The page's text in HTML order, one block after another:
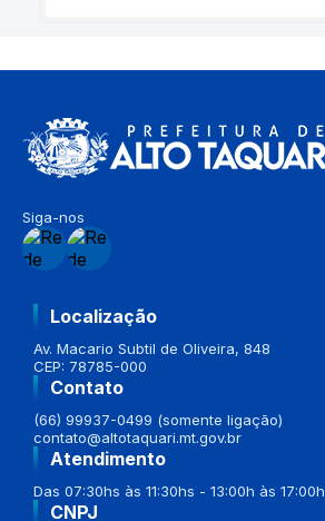
Siga-nos
Localização
Av. Macario Subtil de Oliveira, 848
CEP: 78785-000
Contato
(66) 99937-0499 (somente ligação)
contato@altotaquari.mt.gov.br
Atendimento
Das 07:30hs às 11:30hs - 13:00h às 17:00h
CNPJ